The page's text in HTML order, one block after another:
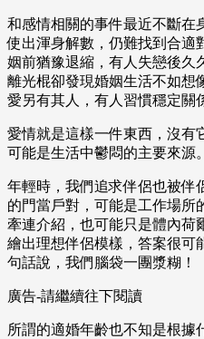
和感情相關的事件最近不斷在
使出渾身解數，仍難找到合適
姻前猶豫退縮，有人失戀後久
離光棍卻發現婚姻生活不如想
愛另有其人，有人習慣穩定關
愛情就是這樣一件東西，沒有
可能是生活中鬱悶的主要來源。
年輕時，我們追求伴侶也被伴
的門當戶對，可能是工作場所
牽連介紹，也可能只是體內荷
繪出理想伴侶模樣，答案很可
句話說，我們腦袋一團漿糊！
廣告-請繼續往下閱讀
所謂的適婚年齡也不知是根據